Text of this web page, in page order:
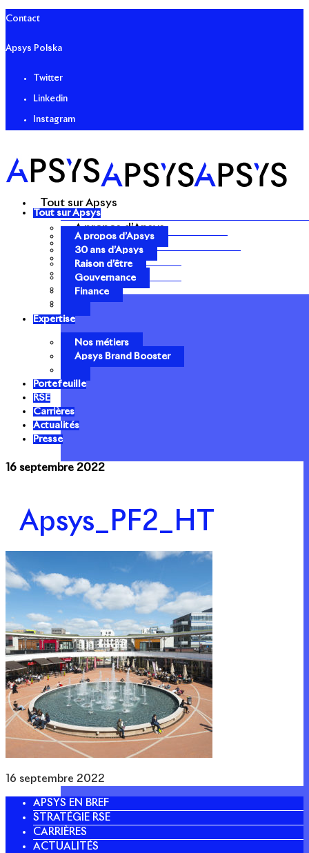
Contact
Apsys Polska
Twitter
Linkedin
Instagram
Tout sur Apsys
A propos d’Apsys
30 ans d’Apsys
Raison d’être
Gouvernance
Finance
Tout sur Apsys
A propos d’Apsys
30 ans d’Apsys
Raison d’être
Gouvernance
Finance
Expertise
Nos métiers
Apsys Brand Booster
Portefeuille
RSE
Carrières
Actualités
Presse
16 septembre 2022
Apsys_PF2_HT
16 septembre 2022
APSYS EN BREF
STRATÉGIE RSE
CARRIÈRES
ACTUALITÉS